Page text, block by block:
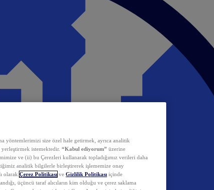
yöntemlerimizi size özel hale getirmek, ayrıca analitik
istemektedir. “Kabul ediyorum” üzerine
ve (ii) bu Çerezleri kullanarak topladığımız verileri daha
analitik bilgilerle birleştirerek işlememize onay
olarak Çerez Politikası ve Gizlilik Politikası içinde
üçüncü taraf alıcıların kim olduğu ve çerez saklama